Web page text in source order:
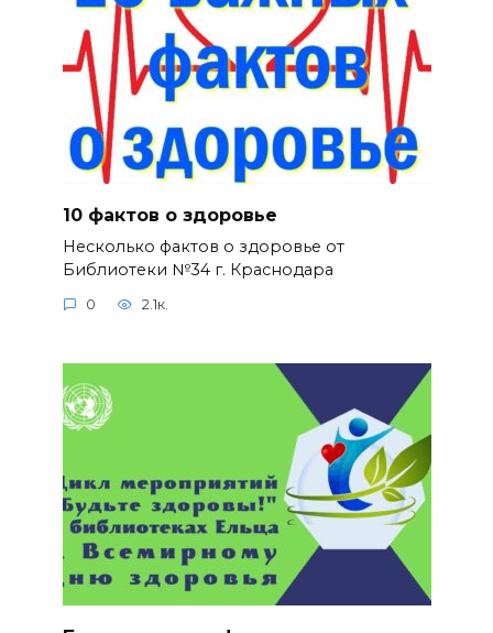
10 фактов о здоровье
Несколько фактов о здоровье от
Библиотеки №34 г. Краснодара
0 2.1к.